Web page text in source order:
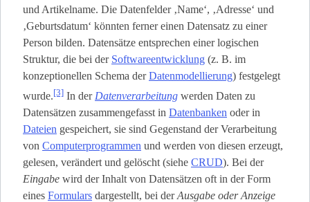
und Artikelname. Die Datenfelder ‚Name‘, ‚Adresse‘ und
‚Geburtsdatum‘ könnten ferner einen Datensatz zu einer
Person bilden. Datensätze entsprechen einer logischen
Struktur, die bei der Softwareentwicklung (z. B. im
konzeptionellen Schema derDatenmodellierung) festgelegt
wurde.[3] In der Datenverarbeitung werden Daten zu
Datensätzen zusammengefasst in Datenbanken oder in
Dateien gespeichert, sie sind Gegenstand der Verarbeitung
von Computerprogrammen und werden von diesen erzeugt,
gelesen, verändert und gelöscht (siehe CRUD). Bei der
Eingabe wird der Inhalt von Datensätzen oft in der Form
eines Formulars dargestellt, bei derAusgabe oder Anzeige